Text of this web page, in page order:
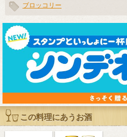
ブロッコリー
この料理にあうお酒